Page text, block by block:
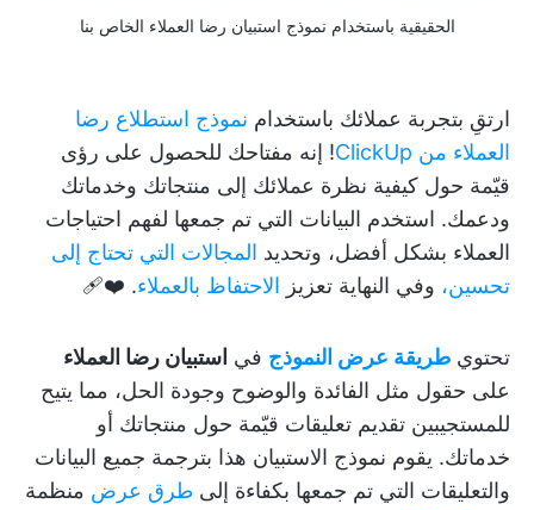
الحقيقية باستخدام نموذج استبيان رضا العملاء الخاص بنا
ارتقِ بتجربة عملائك باستخدام نموذج استطلاع رضا
العملاء من ClickUp
! إنه مفتاحك للحصول على رؤى
قيّمة حول كيفية نظرة عملائك إلى منتجاتك وخدماتك
ودعمك. استخدم البيانات التي تم جمعها لفهم احتياجات
العملاء بشكل أفضل، وتحديد المجالات التي تحتاج إلى
تحسين، وفي النهاية تعزيز الاحتفاظ بالعملاء. ❤️‍🩹
تحتوي طريقة عرض النموذج في استبيان رضا العملاء
على حقول مثل الفائدة والوضوح وجودة الحل، مما يتيح
للمستجيبين تقديم تعليقات قيّمة حول منتجاتك أو
خدماتك. يقوم نموذج الاستبيان هذا بترجمة جميع البيانات
والتعليقات التي تم جمعها بكفاءة إلى طرق عرض منظمة